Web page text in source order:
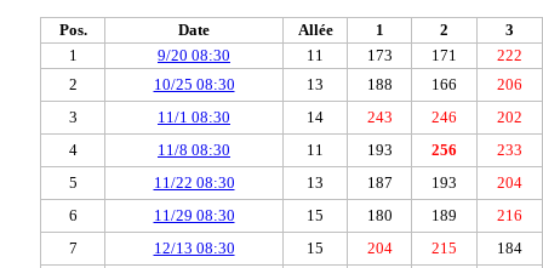
Pos. Date Allée 1 2
3
1
9/20 08:30 11 173 171
222
2
10/25 08:30 13 188 166
206
3
11/1 08:30 14 243 246
202
4
11/8 08:30 11 193 256
233
5
11/22 08:30 13 187 193
204
6
11/29 08:30 15 180 189
216
7
12/13 08:30 15 204 215
184